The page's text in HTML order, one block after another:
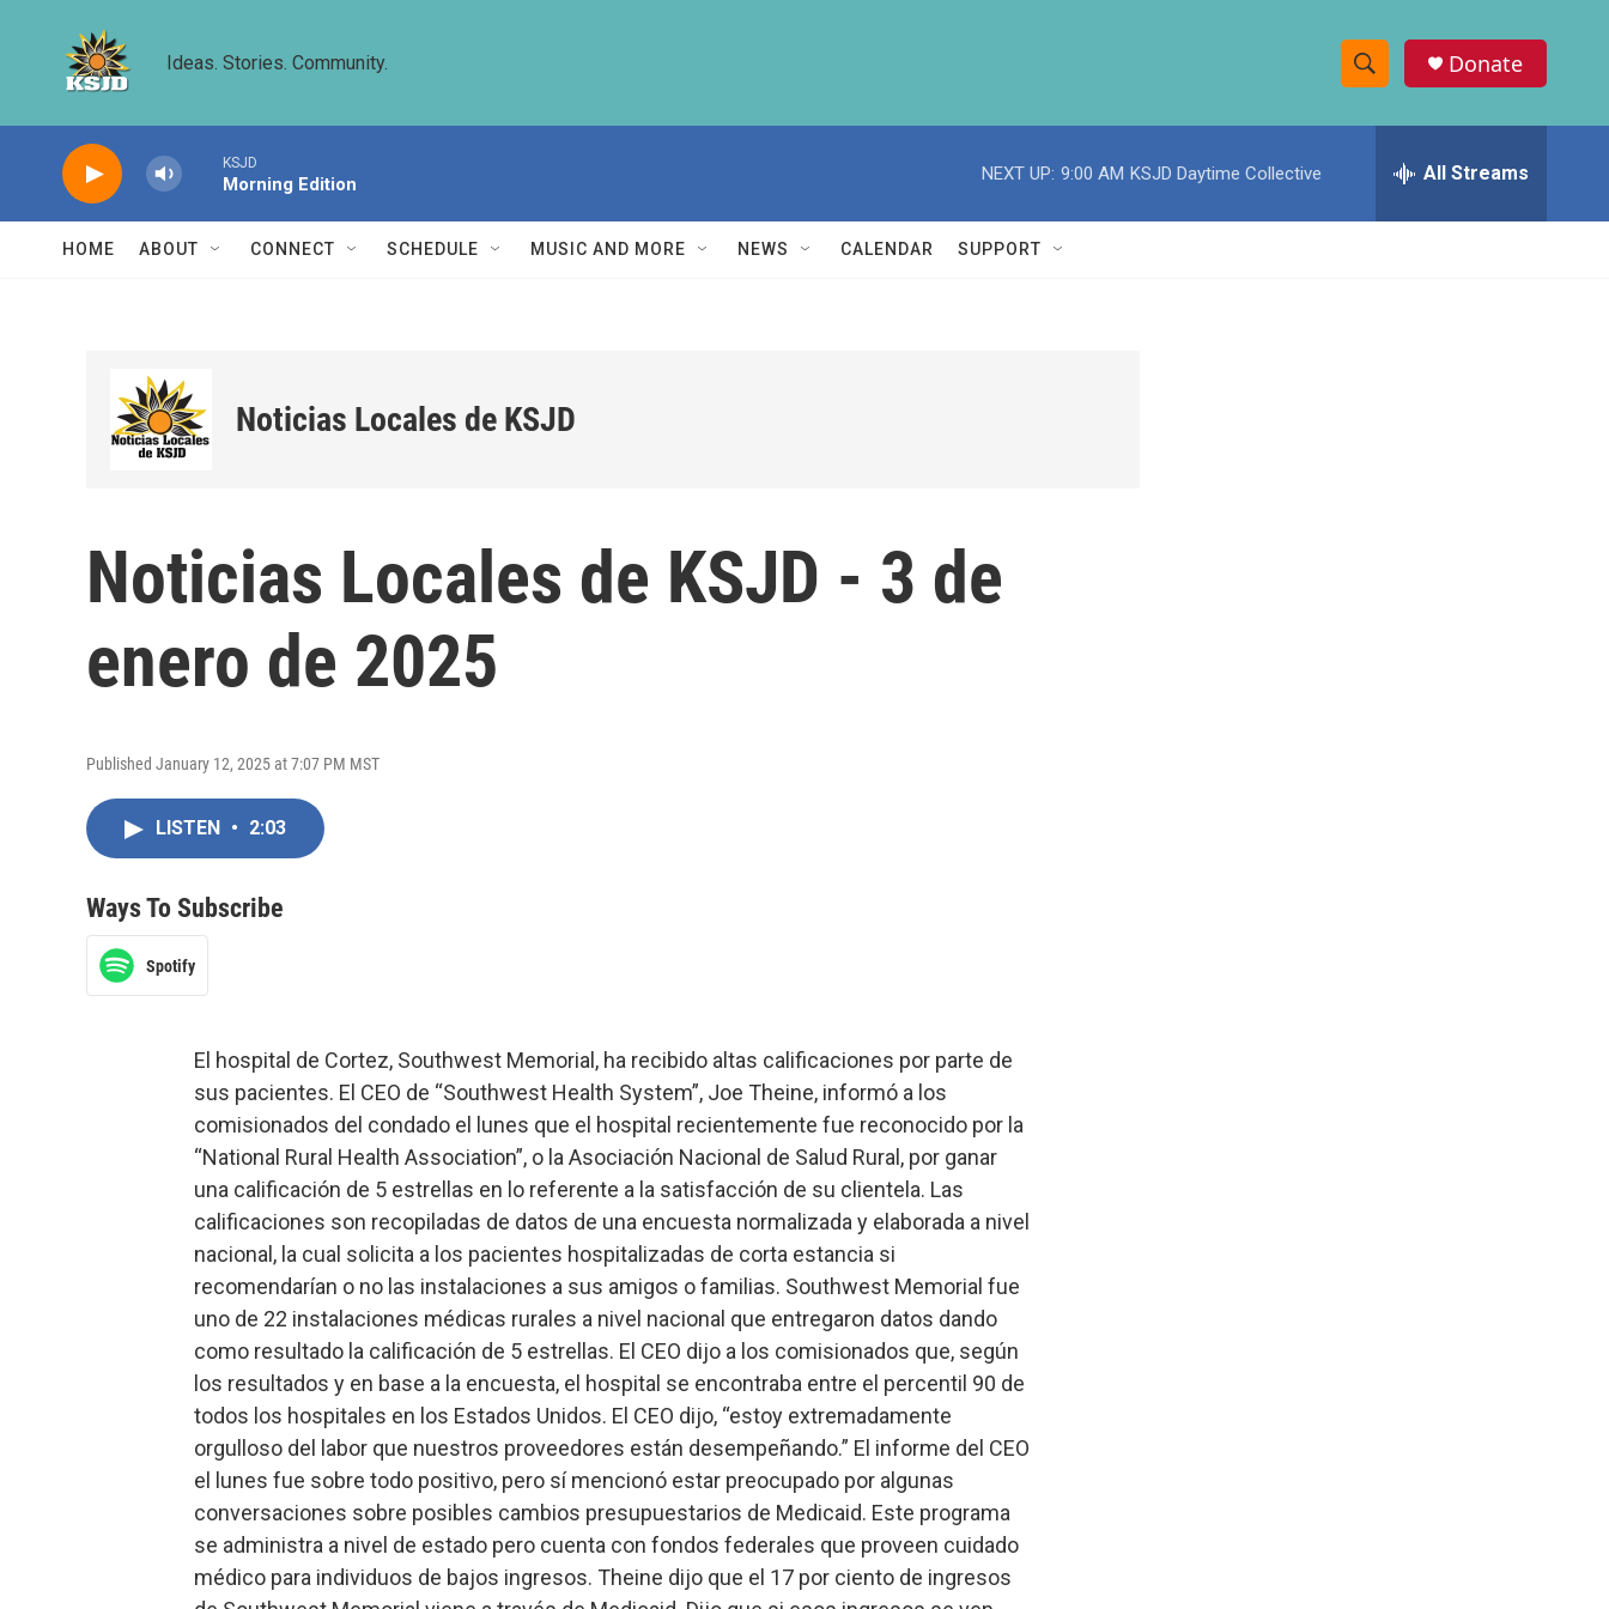
Ideas. Stories. Community.
S
h
w
e
h
Donate
KSJD
Morning Edition
NEXT UP: 9:00 AM KSJD Daytime Collective All Streams
HOME ABOUT CONNECT SCHEDULE MUSIC AND MORE NEWS CALENDAR SUPPORT
Noticias Locales de KSJD
Noticias Locales de KSJD - 3 de
enero de 2025
Published January 12, 2025 at 7:07 PM MST
LISTEN • 2:03
Ways To Subscribe
Spotify
El hospital de Cortez, Southwest Memorial, ha recibido altas calificaciones por parte de
sus pacientes. El CEO de “Southwest Health System”, Joe Theine, informó a los
comisionados del condado el lunes que el hospital recientemente fue reconocido por la
“National Rural Health Association”, o la Asociación Nacional de Salud Rural, por ganar
una calificación de 5 estrellas en lo referente a la satisfacción de su clientela. Las
calificaciones son recopiladas de datos de una encuesta normalizada y elaborada a nivel
nacional, la cual solicita a los pacientes hospitalizadas de corta estancia si
recomendarían o no las instalaciones a sus amigos o familias. Southwest Memorial fue
uno de 22 instalaciones médicas rurales a nivel nacional que entregaron datos dando
como resultado la calificación de 5 estrellas. El CEO dijo a los comisionados que, según
los resultados y en base a la encuesta, el hospital se encontraba entre el percentil 90 de
todos los hospitales en los Estados Unidos. El CEO dijo, “estoy extremadamente
orgulloso del labor que nuestros proveedores están desempeñando.” El informe del CEO
el lunes fue sobre todo positivo, pero sí mencionó estar preocupado por algunas
conversaciones sobre posibles cambios presupuestarios de Medicaid. Este programa
se administra a nivel de estado pero cuenta con fondos federales que proveen cuidado
médico para individuos de bajos ingresos. Theine dijo que el 17 por ciento de ingresos